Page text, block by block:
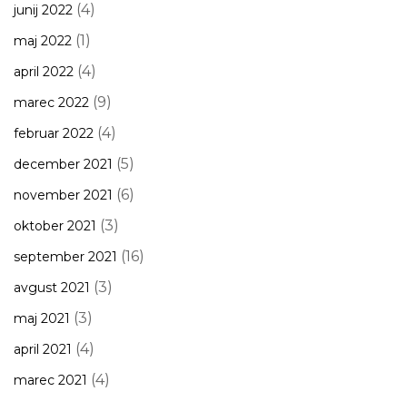
junij 2022 (4)
maj 2022 (1)
april 2022 (4)
marec 2022 (9)
februar 2022 (4)
december 2021 (5)
november 2021 (6)
oktober 2021 (3)
september 2021 (16)
avgust 2021 (3)
maj 2021 (3)
april 2021 (4)
marec 2021 (4)